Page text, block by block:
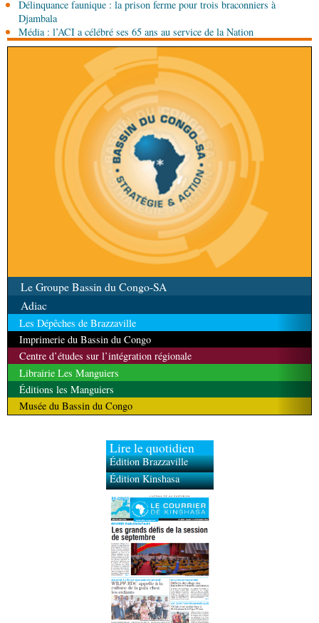
SociétéAccélération du développement: la
République du Congo mise sur sa diaspora
Délinquance faunique : la prison ferme pour trois braconniers à
Djambala
Média : l’ACI a célébré ses 65 ans au service de la Nation
Le Groupe Bassin du Congo-SA
Adiac
Les Dépêches de Brazzaville
Imprimerie du Bassin du Congo
Centre d’études sur l’intégration régionale
Librairie Les Manguiers
Éditions les Manguiers
Musée du Bassin du Congo
Lire le quotidien
Édition Brazzaville
Édition Kinshasa